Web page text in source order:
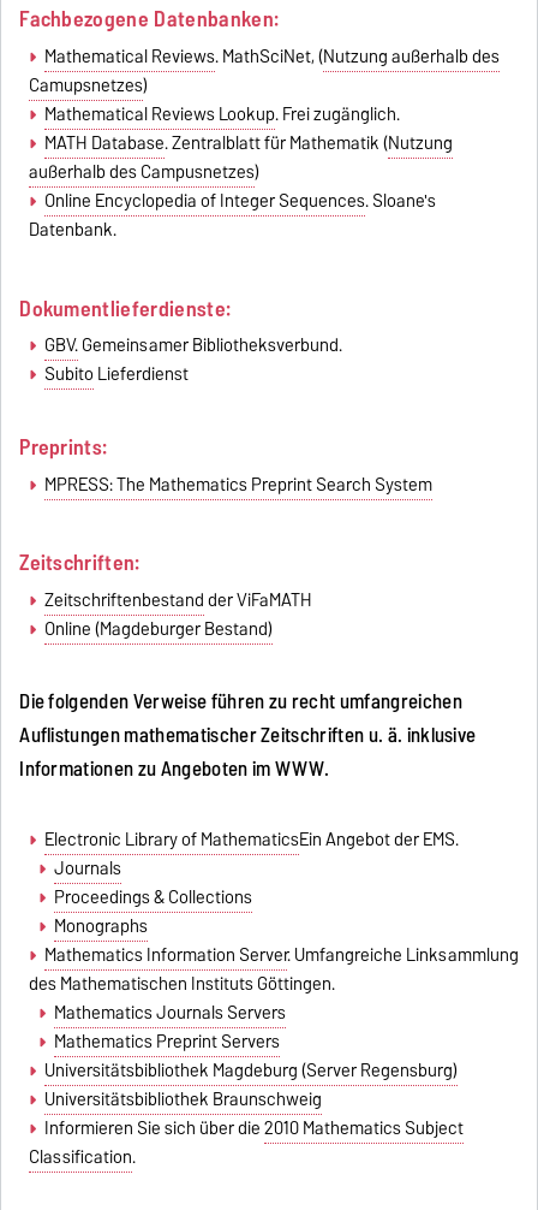
Fachbezogene Datenbanken:
Mathematical Reviews. MathSciNet, (Nutzung außerhalb des
Camupsnetzes)
Mathematical Reviews Lookup. Frei zugänglich.
MATH Database. Zentralblatt für Mathematik (Nutzung
außerhalb des Campusnetzes)
Online Encyclopedia of Integer Sequences. Sloane's
Datenbank.
Dokumentlieferdienste:
GBV.Gemeinsamer Bibliotheksverbund.
Subito Lieferdienst
Preprints:
MPRESS: The Mathematics Preprint Search System
Zeitschriften:
Zeitschriftenbestandder ViFaMATH
Online (Magdeburger Bestand)
Die folgenden Verweise führen zu recht umfangreichen
Auflistungen mathematischer Zeitschriften u. ä. inklusive
Informationen zu Angeboten im WWW.
Electronic Library of MathematicsEin Angebot der EMS.
Journals
Proceedings & Collections
Monographs
Mathematics Information Server. Umfangreiche Linksammlung
des Mathematischen Instituts Göttingen.
Mathematics Journals Servers
Mathematics Preprint Servers
Universitätsbibliothek Magdeburg (Server Regensburg)
Universitätsbibliothek Braunschweig
Informieren Sie sich über die2010 Mathematics Subject
Classification.